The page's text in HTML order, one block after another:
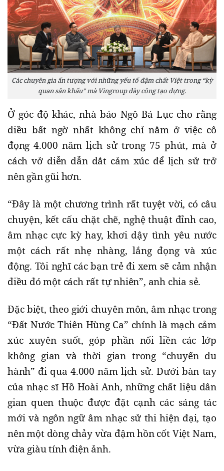
Các chuyên gia ấn tượng với những yếu tố đậm chất Việt trong “kỳ
quan sân khấu” mà Vingroup dày công tạo dựng.
Ở góc độ khác, nhà báo Ngô Bá Lục cho rằng
điều bất ngờ nhất không chỉ nằm ở việc cô
đọng 4.000 năm lịch sử trong 75 phút, mà ở
cách vở diễn dẫn dắt cảm xúc để lịch sử trở
nên gần gũi hơn.
“Đây là một chương trình rất tuyệt vời, có câu
chuyện, kết cấu chặt chẽ, nghệ thuật đỉnh cao,
âm nhạc cực kỳ hay, khơi dậy tình yêu nước
một cách rất nhẹ nhàng, lắng đọng và xúc
động. Tôi nghĩ các bạn trẻ đi xem sẽ cảm nhận
điều đó một cách rất tự nhiên”, anh chia sẻ.
Đặc biệt, theo giới chuyên môn, âm nhạc trong
“Đất Nước Thiên Hùng Ca” chính là mạch cảm
xúc xuyên suốt, góp phần nối liền các lớp
không gian và thời gian trong “chuyến du
hành” đi qua 4.000 năm lịch sử. Dưới bàn tay
của nhạc sĩ Hồ Hoài Anh, những chất liệu dân
gian quen thuộc được đặt cạnh các sáng tác
mới và ngôn ngữ âm nhạc sử thi hiện đại, tạo
nên một dòng chảy vừa đậm hồn cốt Việt Nam,
vừa giàu tính điện ảnh.